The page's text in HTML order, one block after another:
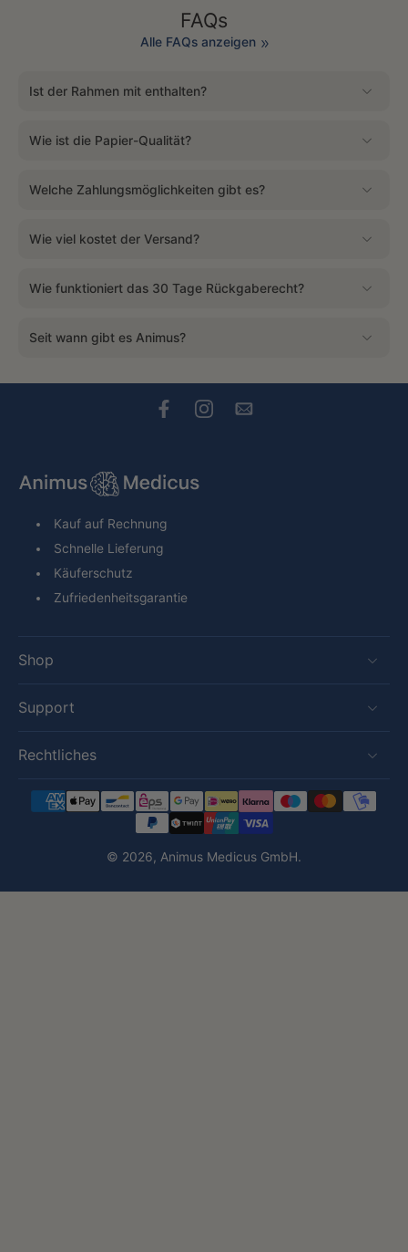
FAQs
Alle FAQs anzeigen
Ist der Rahmen mit enthalten?
Wie ist die Papier-Qualität?
Welche Zahlungsmöglichkeiten gibt es?
Wie viel kostet der Versand?
Wie funktioniert das 30 Tage Rückgaberecht?
Seit wann gibt es Animus?
Kauf auf Rechnung
Schnelle Lieferung
Käuferschutz
Zufriedenheitsgarantie
Shop
Support
Rechtliches
© 2026, Animus Medicus GmbH.